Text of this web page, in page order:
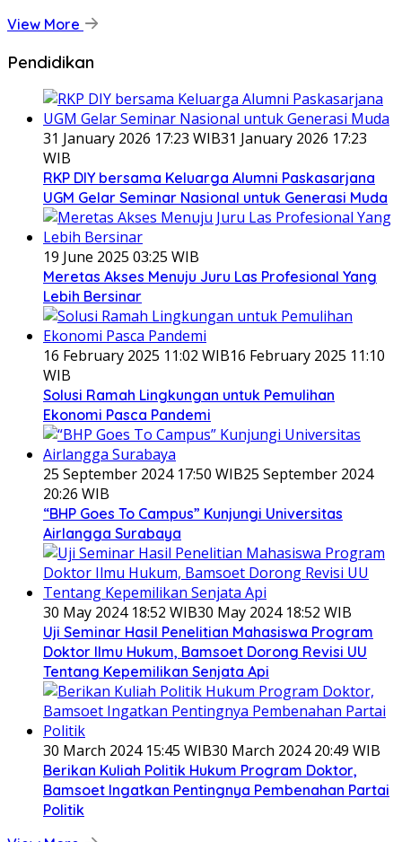
View More
Pendidikan
31 January 2026 17:23 WIB31 January 2026 17:23
WIB
RKP DIY bersama Keluarga Alumni Paskasarjana
UGM Gelar Seminar Nasional untuk Generasi Muda
19 June 2025 03:25 WIB
Meretas Akses Menuju Juru Las Profesional Yang
Lebih Bersinar
16 February 2025 11:02 WIB16 February 2025 11:10
WIB
Solusi Ramah Lingkungan untuk Pemulihan
Ekonomi Pasca Pandemi
25 September 2024 17:50 WIB25 September 2024
20:26 WIB
“BHP Goes To Campus” Kunjungi Universitas
Airlangga Surabaya
30 May 2024 18:52 WIB30 May 2024 18:52 WIB
Uji Seminar Hasil Penelitian Mahasiswa Program
Doktor Ilmu Hukum, Bamsoet Dorong Revisi UU
Tentang Kepemilikan Senjata Api
30 March 2024 15:45 WIB30 March 2024 20:49 WIB
Berikan Kuliah Politik Hukum Program Doktor,
Bamsoet Ingatkan Pentingnya Pembenahan Partai
Politik